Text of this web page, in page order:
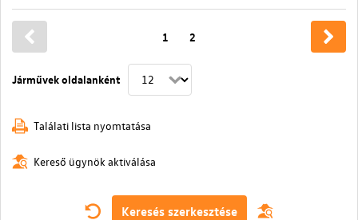
Járművek oldalanként
1 2
Találati lista nyomtatása
Kereső ügynök aktiválása
Keresés szerkesztése